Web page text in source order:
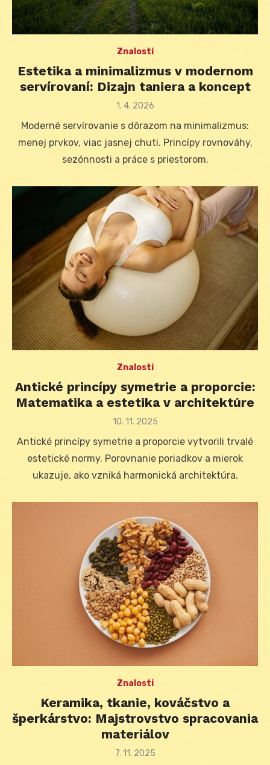
Znalosti
Estetika a minimalizmus v modernom
servírovaní: Dizajn taniera a koncept
Posted
1. 4. 2026
Moderné servírovanie s dôrazom na minimalizmus:
menej prvkov, viac jasnej chuti. Princípy rovnováhy,
sezónnosti a práce s priestorom.
Znalosti
Antické princípy symetrie a proporcie:
Matematika a estetika v architektúre
Posted
10. 11. 2025
Antické princípy symetrie a proporcie vytvorili trvalé
estetické normy. Porovnanie poriadkov a mierok
ukazuje, ako vzniká harmonická architektúra.
Znalosti
Keramika, tkanie, kováčstvo a
šperkárstvo: Majstrovstvo spracovania
materiálov
Posted
7. 11. 2025